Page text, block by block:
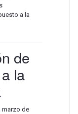
a la
de
la
marzo de